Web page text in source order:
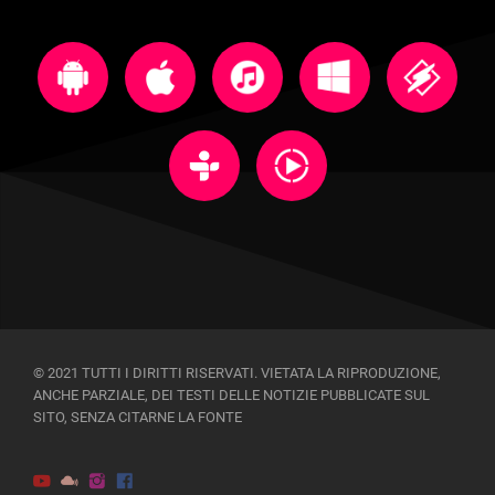
© 2021 TUTTI I DIRITTI RISERVATI. VIETATA LA RIPRODUZIONE,
ANCHE PARZIALE, DEI TESTI DELLE NOTIZIE PUBBLICATE SUL
SITO, SENZA CITARNE LA FONTE